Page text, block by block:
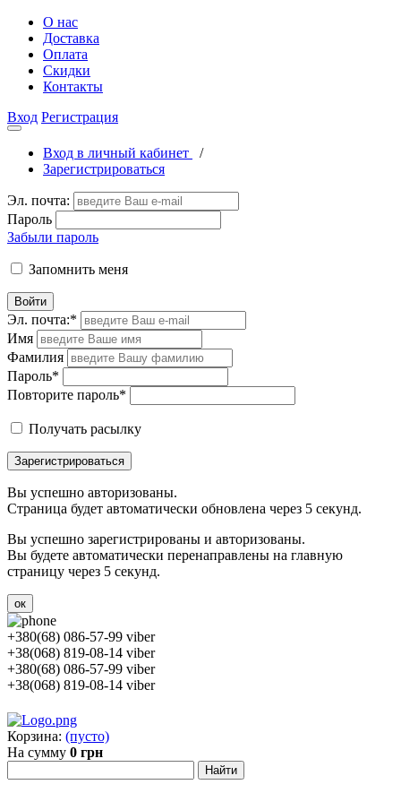
О нас
Доставка
Оплата
Скидки
Контакты
Вход Регистрация
Вход в личный кабинет
/
Зарегистрироваться
Эл. почта:
Пароль
Забыли пароль
Запомнить меня
Войти
Эл. почта:*
Имя
Фамилия
Пароль*
Повторите пароль*
Получать расылку
Зарегистрироваться
Вы успешно авторизованы.
Страница будет автоматически обновлена через 5 секунд.
Вы успешно зарегистрированы и авторизованы.
Вы будете автоматически перенаправлены на главную
страницу через 5 секунд.
ок
+380(68) 086-57-99 viber
+38(068) 819-08-14 viber
+380(68) 086-57-99 viber
+38(068) 819-08-14 viber
Корзина: (пусто)
На сумму 0 грн